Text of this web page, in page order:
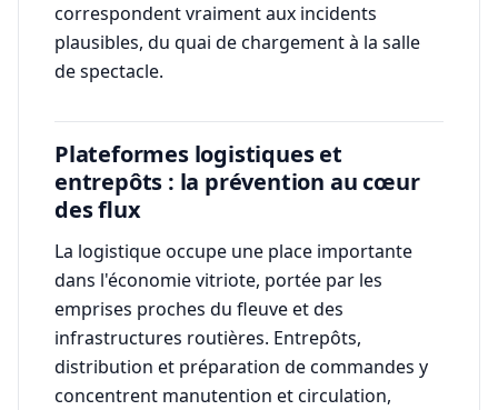
correspondent vraiment aux incidents
plausibles, du quai de chargement à la salle
de spectacle.
Plateformes logistiques et
entrepôts : la prévention au cœur
des flux
La logistique occupe une place importante
dans l'économie vitriote, portée par les
emprises proches du fleuve et des
infrastructures routières. Entrepôts,
distribution et préparation de commandes y
concentrent manutention et circulation,